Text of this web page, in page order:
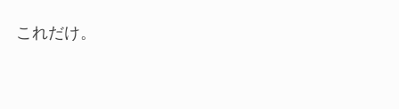
これだけ。